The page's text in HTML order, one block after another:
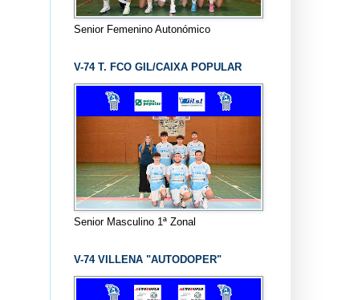
Senior Femenino Autonómico
V-74 T. FCO GIL/CAIXA POPULAR
Senior Masculino 1ª Zonal
V-74 VILLENA "AUTODOPER"